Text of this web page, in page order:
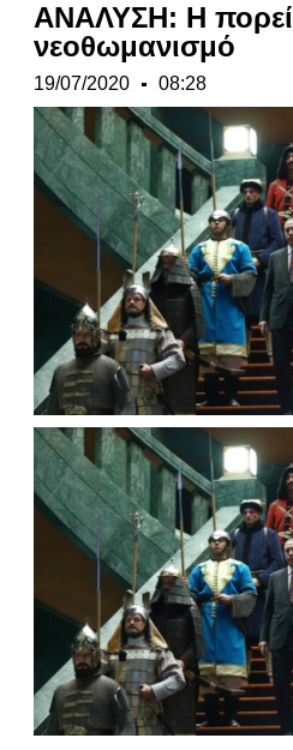
ΑΝΑΛΥΣΗ: Η
νεοθωμανισμό
19/07/2020 08:28